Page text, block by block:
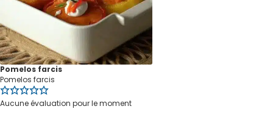
Pomelos farcis
Pomelos farcis
Aucune évaluation pour le moment